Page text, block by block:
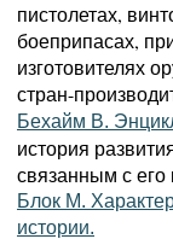
пистолетах,
боеприпасах,
изготовителях
стран-
Бехайм В.
история
связанным с
Блок М.
истории.